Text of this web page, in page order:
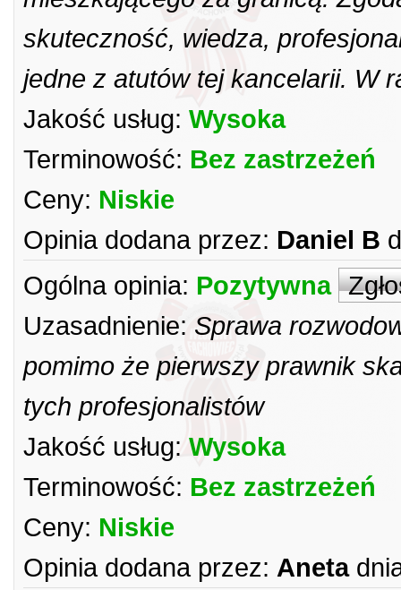
skuteczność, wiedza,
jedne z atutów tej kancelarii. W
Jakość usług: Wysoka
Terminowość: Bez zastrzeżeń
Ceny: Niskie
Opinia dodana przez: Daniel B
Ogólna opinia: Pozytywna
Uzasadnienie: Sprawa
pomimo że pierwszy prawnik
tych profesjonalistów
Jakość usług: Wysoka
Terminowość: Bez zastrzeżeń
Ceny: Niskie
Opinia dodana przez: Aneta